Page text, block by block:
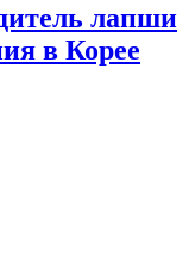
лапши
в Корее